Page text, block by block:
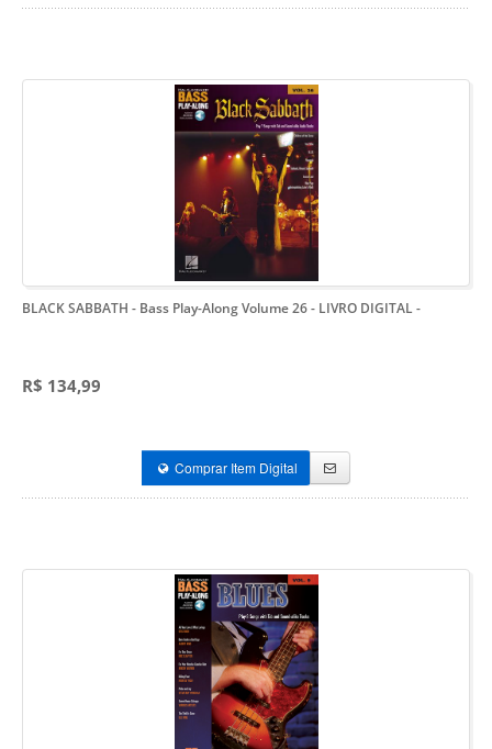
BLACK SABBATH - Bass Play-Along Volume 26 - LIVRO DIGITAL-
R$ 134,99
Comprar Item Digital